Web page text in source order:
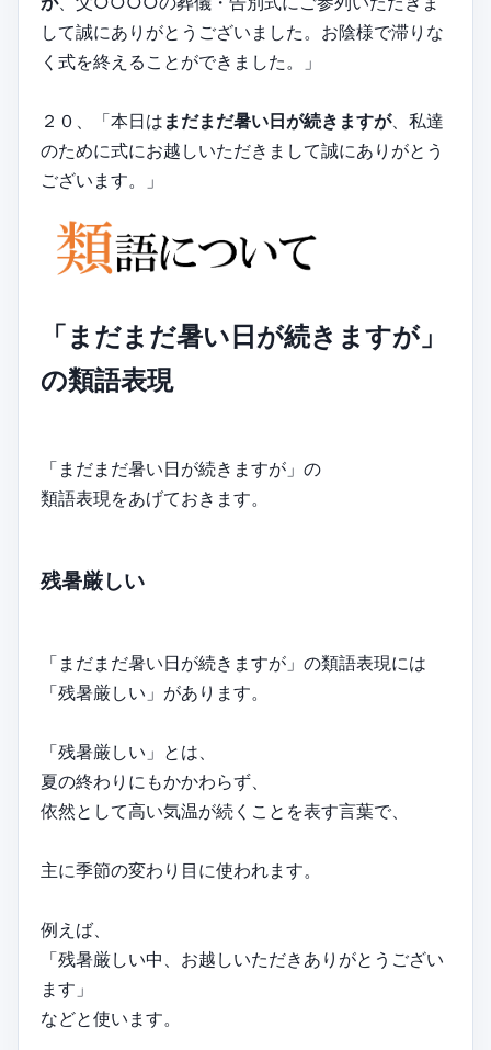
して誠にありがとうございました。お陰様で滞りな
く式を終えることができました。」
２０、「本日は まだまだ暑い日が続きますが、私達
のために式にお越しいただきまして誠にありがとう
ございます。」
「まだまだ暑い日が続きますが」
の類語表現
「まだまだ暑い日が続きますが」の
類語表現をあげておきます。
残暑厳しい
「まだまだ暑い日が続きますが」の類語表現には
「残暑厳しい」があります。
「残暑厳しい」とは、
夏の終わりにもかかわらず、
依然として高い気温が続くことを表す言葉で、
主に季節の変わり目に使われます。
例えば、
「残暑厳しい中、お越しいただきありがとうござい
ます」
などと使います。